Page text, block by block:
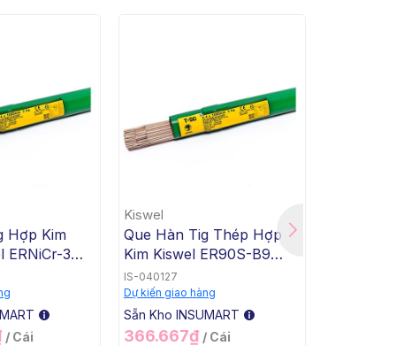
Hợp Kim
ERNiCr-3
5
/ Thùng
/ Cái
Kiswel
Que Hàn Tig Thép Hợp
Kim Kiswel ER90S-B9
T90SB9, 2.4x1000mm, 5
Kg / Hộp, 20 Kg / Thùng
IS-040127
Dự kiến giao hàng
Sẵn Kho INSUMART
366.667₫ / Cái